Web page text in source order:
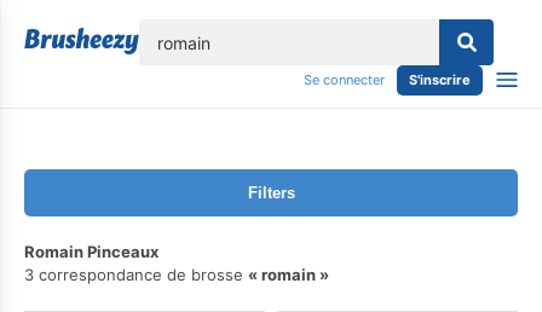
Se connecter S'inscrire
Filters
Romain Pinceaux
3 correspondance de brosse
romain